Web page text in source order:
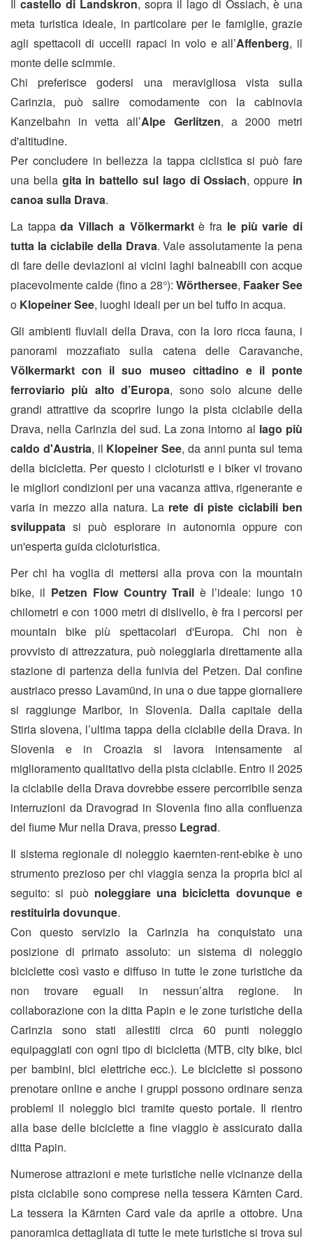
castello di Landskron, sopra il lago di Ossiach, è una
meta turistica ideale, in particolare per le famiglie, grazie
agli spettacoli di uccelli rapaci in volo e all’Affenberg, il
monte delle scimmie.
Chi preferisce godersi una meravigliosa vista sulla
Carinzia, può salire comodamente con la cabinovia
Kanzelbahn in vetta all’Alpe Gerlitzen, a 2000 metri
d'altitudine.
Per concludere in bellezza la tappa ciclistica si può fare
una bella gita in battello sul lago di Ossiach, oppure in
canoa sulla Drava.
La tappada Villach a Völkermarktè fra le più varie di
tutta la ciclabile della Drava. Vale assolutamente la pena
di fare delle deviazioni ai vicini laghi balneabili con acque
piacevolmente calde (fino a 28°): Wörthersee, Faaker See
o Klopeiner See, luoghi ideali per un bel tuffo in acqua.
Gli ambienti fluviali della Drava, con la loro ricca fauna, i
panorami mozzafiato sulla catena delle Caravanche,
Völkermarkt con il suo museo cittadino e il ponte
ferroviario più alto d’Europa, sono solo alcune delle
grandi attrattive da scoprire lungo la pista ciclabile della
Drava, nella Carinzia del sud. La zona intorno al lago più
caldo d'Austria, il Klopeiner See, da anni punta sul tema
della bicicletta. Per questo i cicloturisti e i biker vi trovano
le migliori condizioni per una vacanza attiva, rigenerante e
varia in mezzo alla natura. La rete di piste ciclabili ben
sviluppata si può esplorare in autonomia oppure con
un'esperta guida cicloturistica.
Per chi ha voglia di mettersi alla prova con la mountain
bike, il Petzen Flow Country Trail è l’ideale: lungo 10
chilometri e con 1000 metri di dislivello, è fra i percorsi per
mountain bike più spettacolari d'Europa. Chi non è
provvisto di attrezzatura, può noleggiarla direttamente alla
stazione di partenza della funivia del Petzen. Dal confine
austriaco presso Lavamünd, in una o due tappe giornaliere
si raggiunge Maribor, in Slovenia. Dalla capitale della
Stiria slovena, l’ultima tappa della ciclabile della Drava. In
Slovenia e in Croazia si lavora intensamente al
miglioramento qualitativo della pista ciclabile. Entro il 2025
la ciclabile della Drava dovrebbe essere percorribile senza
interruzioni da Dravograd in Slovenia fino alla confluenza
del fiume Mur nella Drava, presso Legrad.
Il sistema regionale di noleggio kaernten-rent-ebike è uno
strumento prezioso per chi viaggia senza la propria bici al
seguito: si può noleggiare una bicicletta dovunque e
restituirla dovunque.
Con questo servizio la Carinzia ha conquistato una
posizione di primato assoluto: un sistema di noleggio
biciclette così vasto e diffuso in tutte le zone turistiche da
non trovare eguali in nessun’altra regione. In
collaborazione con la ditta Papin e le zone turistiche della
Carinzia sono stati allestiti circa 60 punti noleggio
equipaggiati con ogni tipo di bicicletta (MTB, city bike, bici
per bambini, bici elettriche ecc.). Le biciclette si possono
prenotare online e anche i gruppi possono ordinare senza
problemi il noleggio bici tramite questo portale. Il rientro
alla base delle biciclette a fine viaggio è assicurato dalla
ditta Papin.
Numerose attrazioni e mete turistiche nelle vicinanze della
pista ciclabile sono comprese nella tessera Kärnten Card.
La tessera la Kärnten Card vale da aprile a ottobre. Una
panoramica dettagliata di tutte le mete turistiche si trova sul